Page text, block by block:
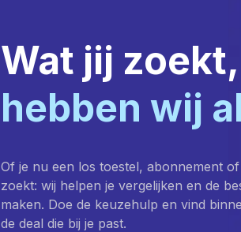
Wat jij zoekt,
hebben wij
Of je nu een los toestel, abonnement
zoekt: wij helpen je vergelijken en de
maken. Doe de keuzehulp en vind
de deal die bij je past.